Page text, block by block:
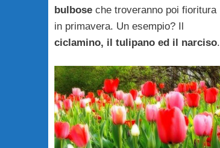
bulboseche troveranno poi fioritura
in primavera. Un esempio? Il
ciclamino, il tulipano ed il narciso.